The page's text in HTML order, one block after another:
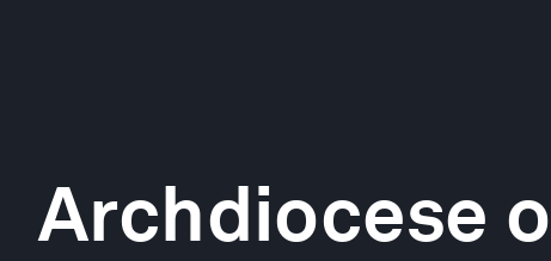
Archdiocese